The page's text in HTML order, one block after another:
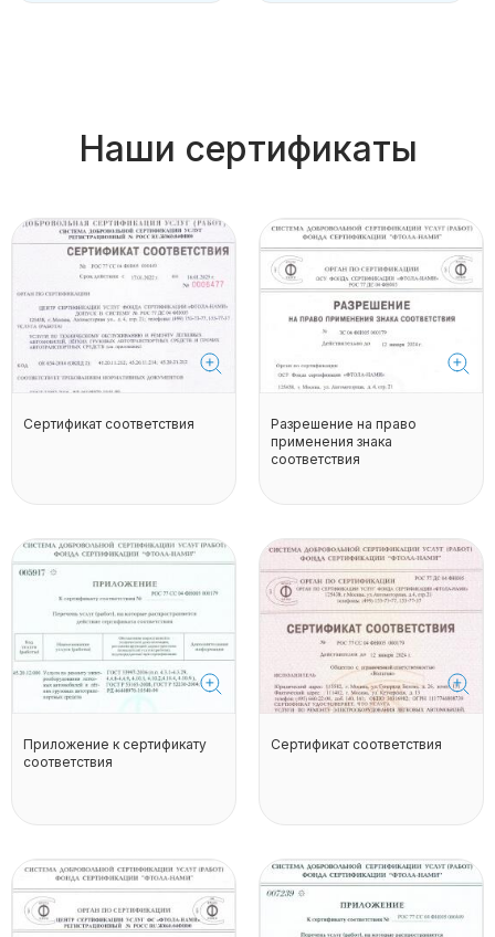
Наши сертификаты
Сертификат соответствия
Разрешение на право
применения знака
соответствия
Приложение к сертификату
соответствия
Сертификат соответствия